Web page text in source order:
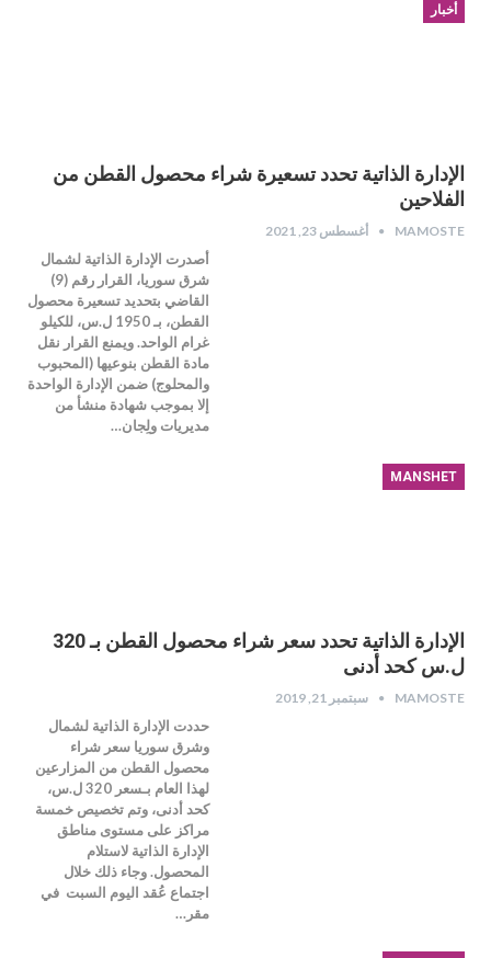
أخبار
الإدارة الذاتية تحدد تسعيرة شراء محصول القطن من
الفلاحين
MAMOSTE أغسطس 23, 2021
أصدرت الإدارة الذاتية لشمال
شرق سوريا، القرار رقم (9)
القاضي بتحديد تسعيرة محصول
القطن، بـ 1950 ل.س، للكيلو
غرام الواحد. ويمنع القرار نقل
مادة القطن بنوعيها (المحبوب
والمحلوج) ضمن الإدارة الواحدة
إلا بموجب شهادة منشأ من
مديريات ولِجان…
MANSHET
الإدارة الذاتية تحدد سعر شراء محصول القطن بـ 320
ل.س كحد أدنى
MAMOSTE سبتمبر 21, 2019
حددت الإدارة الذاتية لشمال
وشرق سوريا سعر شراء
محصول القطن من المزارعين
لهذا العام بـسعر 320 ل.س،
كحد أدنى، وتم تخصيص خمسة
مراكز على مستوى مناطق
الإدارة الذاتية لاستلام
المحصول. وجاء ذلك خلال
اجتماع عُقد اليوم السبت في
مقر…